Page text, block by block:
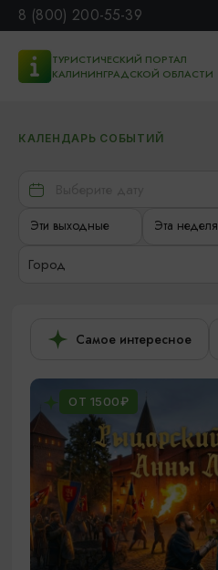
8 (800) 200-55-39
ТУРИСТИЧЕСКИЙ ПОРТАЛ
КАЛИНИНГРАДСКОЙ ОБЛАСТИ
КАЛЕНДАРЬ СОБЫТИЙ
Эти выходные Эта неделя
Город
Самое интересное
ОТ 1500₽